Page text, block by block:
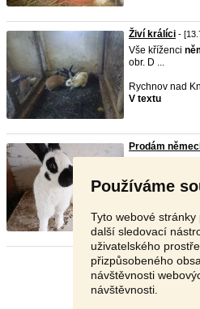
Používáme
Tyto webové
další sledovací
uživatelského
přizpůsobeného
návštěvnosti
návštěvnosti.
Živí králíci -
Vše kříženci
obr. D ...
Rychnov nad
V textu
Prodám
Dohodou
Stránka: 1 2